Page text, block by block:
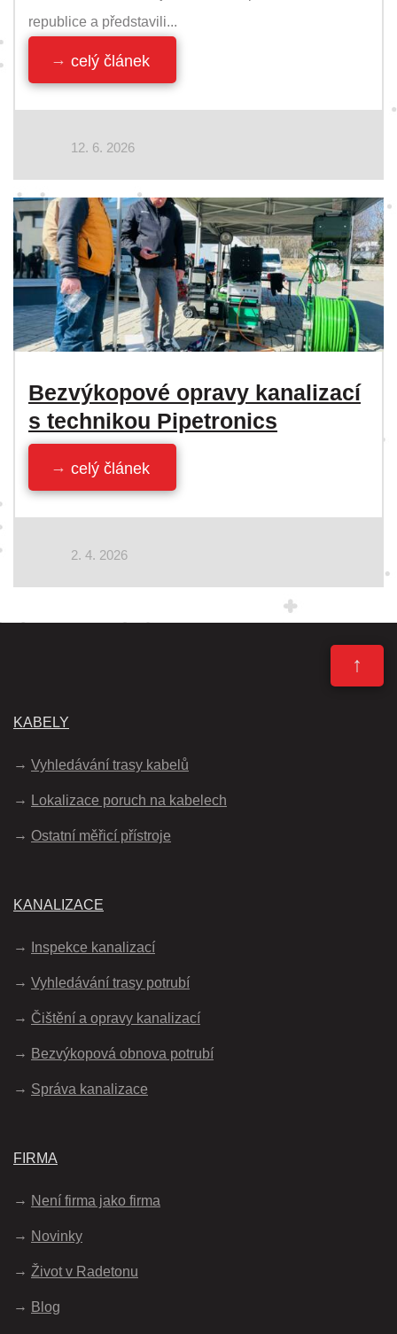
republice a představili...
celý článek
12. 6. 2026
Bezvýkopové opravy kanalizací
s technikou Pipetronics
celý článek
2. 4. 2026
↑
KABELY
Vyhledávání trasy kabelů
Lokalizace poruch na kabelech
Ostatní měřicí přístroje
KANALIZACE
Inspekce kanalizací
Vyhledávání trasy potrubí
Čištění a opravy kanalizací
Bezvýkopová obnova potrubí
Správa kanalizace
FIRMA
Není firma jako firma
Novinky
Život v Radetonu
Blog